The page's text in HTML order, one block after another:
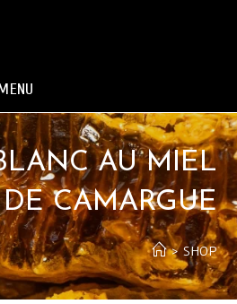
AU MIEL
DE CAMARGUE
> SHOP